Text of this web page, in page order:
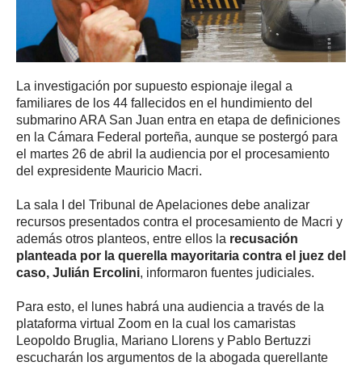
La investigación por supuesto espionaje ilegal a
familiares de los 44 fallecidos en el hundimiento del
submarino ARA San Juan entra en etapa de definiciones
en la Cámara Federal porteña, aunque se postergó para
el martes 26 de abril la audiencia por el procesamiento
del expresidente Mauricio Macri.
La sala I del Tribunal de Apelaciones debe analizar
recursos presentados contra el procesamiento de Macri y
además otros planteos, entre ellos la recusación
planteada por la querella mayoritaria contra el juez del
caso, Julián Ercolini, informaron fuentes judiciales.
Para esto, el lunes habrá una audiencia a través de la
plataforma virtual Zoom en la cual los camaristas
Leopoldo Bruglia, Mariano Llorens y Pablo Bertuzzi
escucharán los argumentos de la abogada querellante